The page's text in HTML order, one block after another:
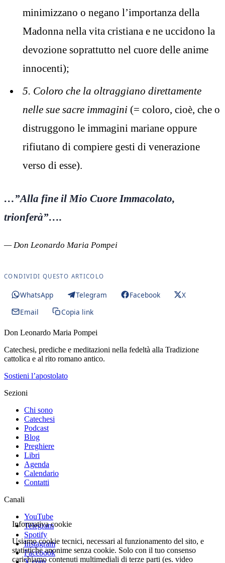
minimizzano o negano l’importanza della
Madonna nella vita cristiana e ne uccidono la
devozione soprattutto nel cuore delle anime
innocenti);
5. Coloro che la oltraggiano direttamente
nelle sue sacre immagini (= coloro, cioè, che o
distruggono le immagini mariane oppure
rifiutano di compiere gesti di venerazione
verso di esse).
…”Alla fine il Mio Cuore Immacolato,
trionferà”….
— Don Leonardo Maria Pompei
CONDIVIDI QUESTO ARTICOLO
WhatsApp Telegram Facebook
X
Email
Copia link
Don Leonardo Maria Pompei
Catechesi, prediche e meditazioni nella fedeltà alla Tradizione
cattolica e al rito romano antico.
Sostieni l’apostolato
Sezioni
Chi sono
Catechesi
Podcast
Blog
Preghiere
Libri
Agenda
Calendario
Contatti
Canali
YouTube
Telegram
Spotify
Instagram
Facebook
Informativa cookie
Usiamo cookie tecnici, necessari al funzionamento del sito, e
statistiche anonime senza cookie. Solo con il tuo consenso
carichiamo contenuti multimediali di terze parti (es. video